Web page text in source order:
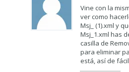
Vine con la
ver como
Msj_ (1).xml y
Msj_1.xml has
casilla de
para eliminar
está, así de